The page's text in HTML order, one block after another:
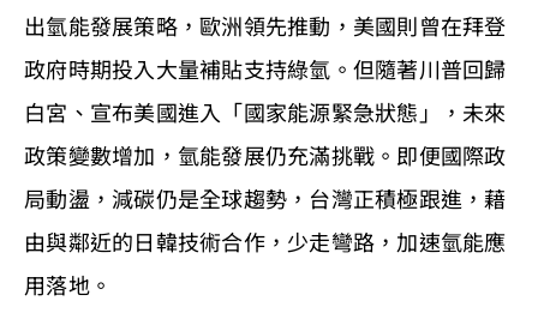
出氫能發展策略，歐洲領先推動，美國則曾在拜登
政府時期投入大量補貼支持綠氫。但隨著川普回歸
白宮、宣布美國進入「國家能源緊急狀態」，未來
政策變數增加，氫能發展仍充滿挑戰。即便國際政
局動盪，減碳仍是全球趨勢，台灣正積極跟進，藉
由與鄰近的日韓技術合作，少走彎路，加速氫能應
用落地。